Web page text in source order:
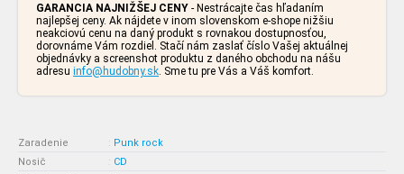
GARANCIA NAJNIŽŠEJ CENY - Nestrácajte čas hľadaním
najlepšej ceny. Ak nájdete v inom slovenskom e-shope nižšiu
neakciovú cenu na daný produkt s rovnakou dostupnosťou,
dorovnáme Vám rozdiel. Stačí nám zaslať číslo Vašej aktuálnej
objednávky a screenshot produktu z daného obchodu na nášu
adresu info@hudobny.sk. Sme tu pre Vás a Váš komfort.
Zaradenie : Punk rock
Nosič
: CD